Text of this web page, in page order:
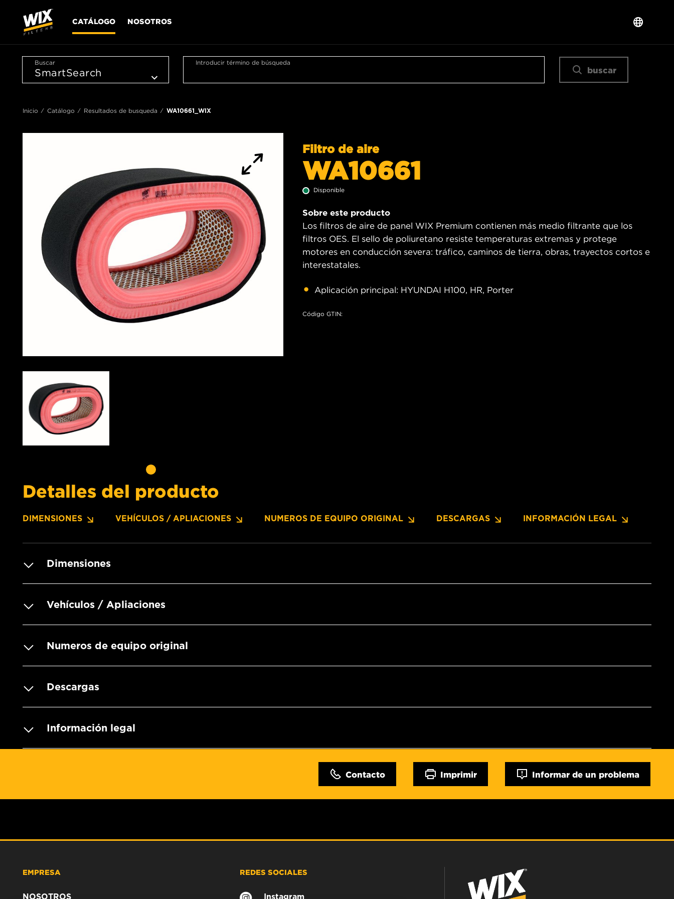
CATÁLOGO NOSOTROS
Buscar Introducir término de búsqueda
buscar
Inicio Catálogo Resultados de busqueda WA10661_WIX
Filtro de aire
WA10661
Disponible
Sobre este producto
Los filtros de aire de panel WIX Premium contienen más medio filtrante que los
filtros OES. El sello de poliuretano resiste temperaturas extremas y protege
motores en conducción severa: tráfico, caminos de tierra, obras, trayectos cortos e
interestatales.
Aplicación principal: HYUNDAI H100, HR, Porter
Código GTIN:
Detalles del producto
DIMENSIONES VEHÍCULOS / APLIACIONES NUMEROS DE EQUIPO ORIGINAL DESCARGAS INFORMACIÓN LEGAL
Dimensiones
Vehículos / Apliaciones
Numeros de equipo original
Descargas
Información legal
Contacto Imprimir Informar de un problema
EMPRESA
NOSOTROS
REDES SOCIALES
Instagram